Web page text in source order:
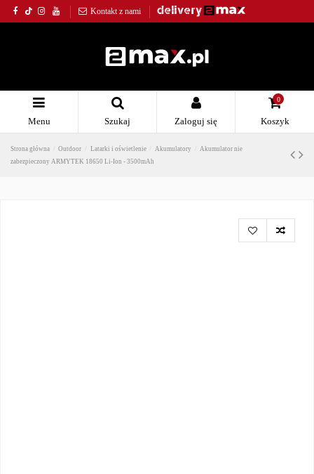
Kontakt z nami
Menu Szukaj Zaloguj się
0
Koszyk
Strona główna Outdoor Latarki i oświetlenie Akumulatory
Akumulator nie
zabezpieczony ARMYTEK 18650 Li-Ion - 3500mAh